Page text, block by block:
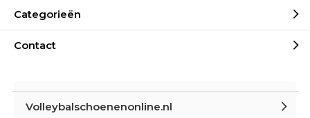
Categorieën
Contact
Volleybalschoenenonline.nl